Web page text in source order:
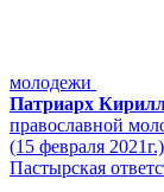
молодежи
Патриарх
православной
(15 февраля 2021г.)
Пастырская